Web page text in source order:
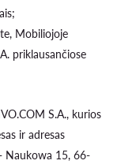
Mobiliojoje
priklausančiose
S.A., kurios
ir adresas
Naukowa 15, 66-